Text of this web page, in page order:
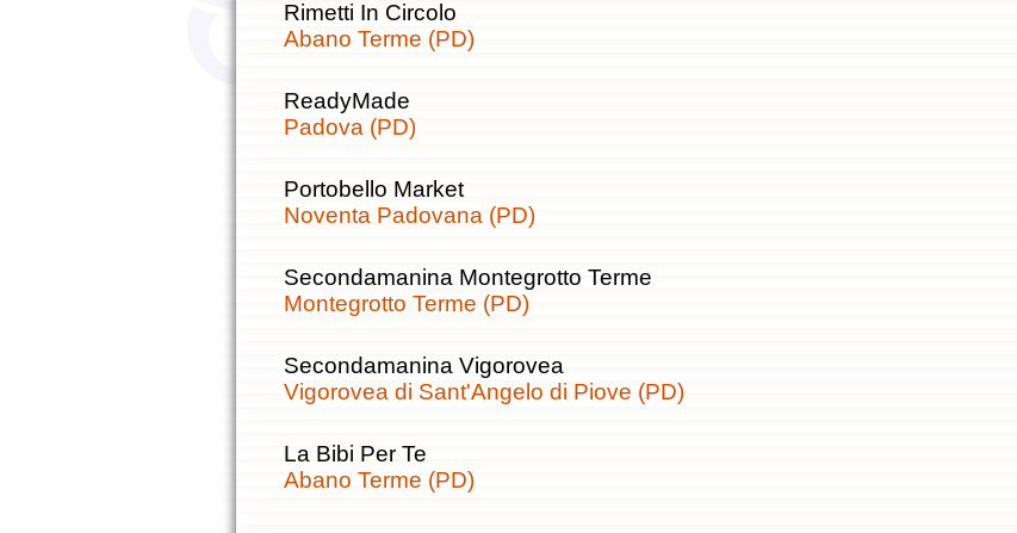
Rimetti In Circolo
Abano Terme (PD)
ReadyMade
Padova (PD)
Portobello Market
Noventa Padovana (PD)
Secondamanina Montegrotto Terme
Montegrotto Terme (PD)
Secondamanina Vigorovea
Vigorovea di Sant'Angelo di Piove (PD)
La Bibi Per Te
Abano Terme (PD)